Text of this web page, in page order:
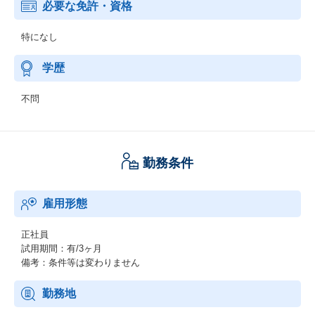
必要な免許・資格
特になし
学歴
不問
勤務条件
雇用形態
正社員
試用期間：有/3ヶ月
備考：条件等は変わりません
勤務地